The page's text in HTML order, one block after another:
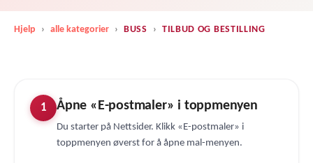
Hjelp › alle kategorier › BUSS › TILBUD OG BESTILLING
1 Åpne «E-postmaler» i toppmenyen
Du starter på Nettsider. Klikk «E-postmaler» i
toppmenyen øverst for å åpne mal-menyen.